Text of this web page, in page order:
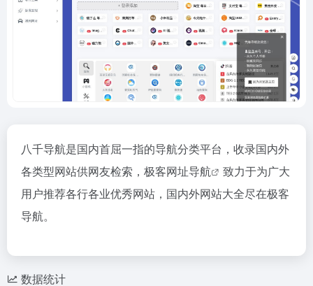
八千导航是国内首屈一指的导航分类平台，收录国内外
各类型网站供网友检索，极客网址导航
致力于为广大
用户推荐各行各业优秀网站，国内外网站大全尽在极客
导航。
数据统计